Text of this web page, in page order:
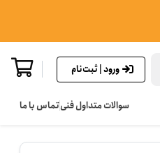
ورود | ثبت‌نام
سوالات متداول فنیتماس با ما